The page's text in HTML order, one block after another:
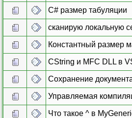
C# размер табуляции
сканирую локальную
Константный размер
CString и MFC DLL в
Сохранение
Управляемая
Что такое ^ в